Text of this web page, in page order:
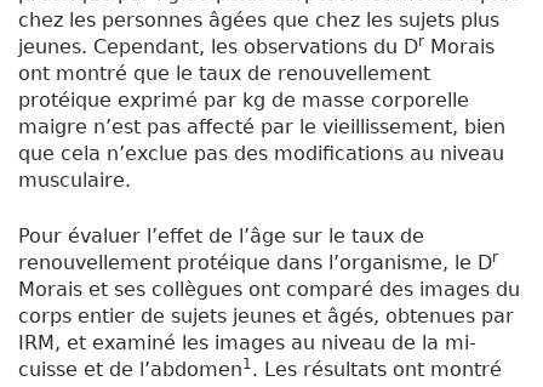
chez les personnes âgées que chez les sujets plus
jeunes. Cependant, les observations du Dr Morais
ont montré que le taux de renouvellement
protéique exprimé par kg de masse corporelle
maigre n’est pas affecté par le vieillissement, bien
que cela n’exclue pas des modifications au niveau
musculaire.
Pour évaluer l’effet de l’âge sur le taux de
renouvellement protéique dans l’organisme, le Dr
Morais et ses collègues ont comparé des images du
corps entier de sujets jeunes et âgés, obtenues par
IRM, et examiné les images au niveau de la mi-
cuisse et de l’abdomen1. Les résultats ont montré